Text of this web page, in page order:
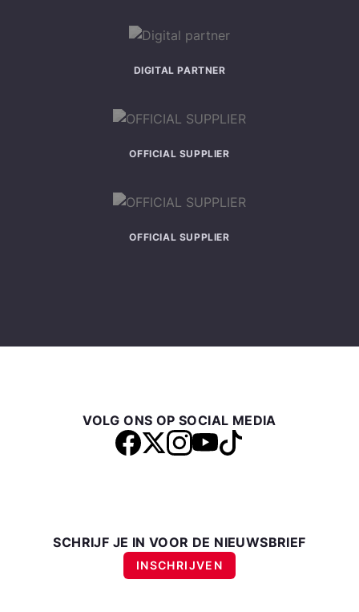
DIGITAL PARTNER
OFFICIAL SUPPLIER
OFFICIAL SUPPLIER
VOLG ONS OP SOCIAL MEDIA
SCHRIJF JE IN VOOR DE NIEUWSBRIEF
INSCHRIJVEN